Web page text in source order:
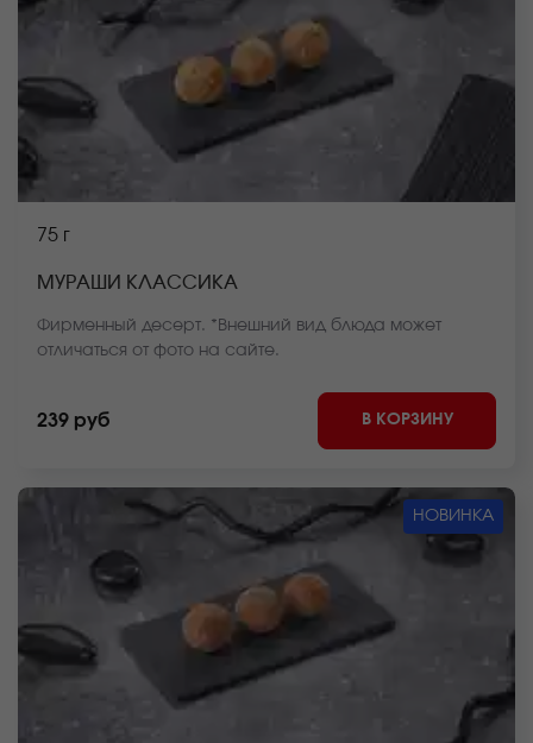
75 г
МУРАШИ КЛАССИКА
Фирменный десерт. *Внешний вид блюда может
отличаться от фото на сайте.
239 руб В КОРЗИНУ
НОВИНКА